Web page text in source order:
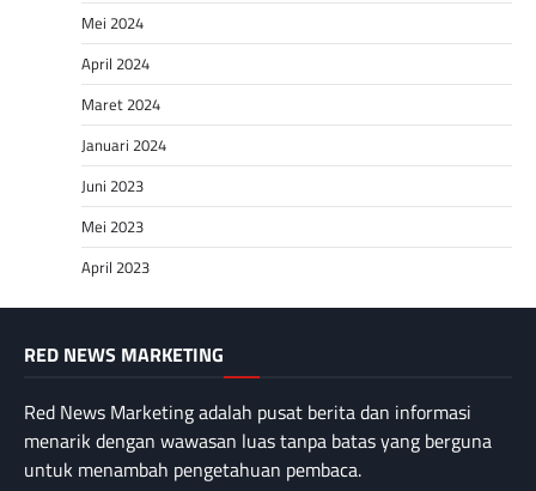
Mei 2024
April 2024
Maret 2024
Januari 2024
Juni 2023
Mei 2023
April 2023
RED NEWS MARKETING
Red News Marketing adalah pusat berita dan informasi
menarik dengan wawasan luas tanpa batas yang berguna
untuk menambah pengetahuan pembaca.